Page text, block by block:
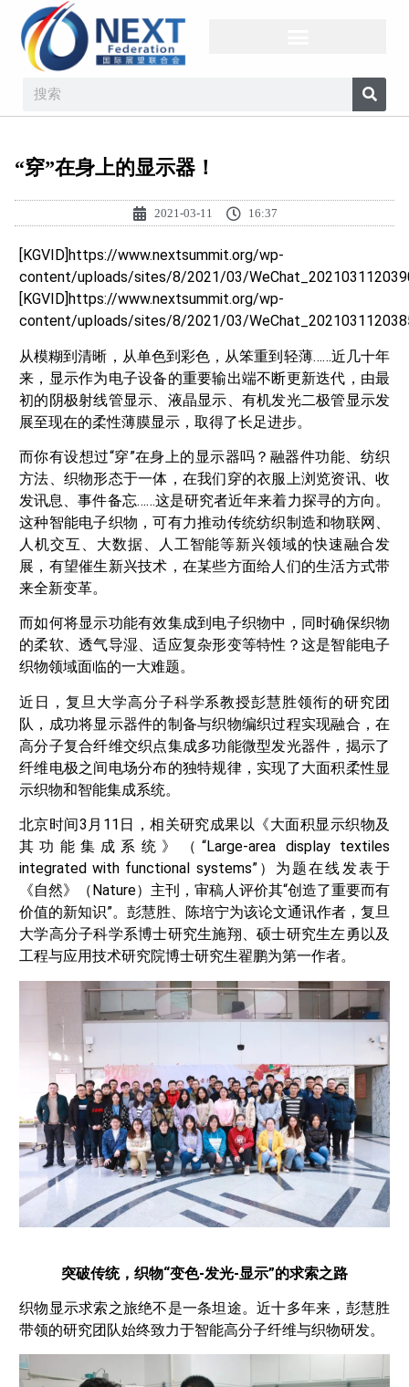
“穿”在身上的显示器！
2021-03-11 16:37
[KGVID]https://www.nextsummit.org/wp-
content/uploads/sites/8/2021/03/
[KGVID]https://www.nextsummit.org/wp-
content/uploads/sites/8/2021/03/
从模糊到清晰，从单色到彩色，从笨重到轻薄……近几十年
来，显示作为电子设备的重要输出端不断更新迭代，由最
初的阴极射线管显示、液晶显示、有机发光二极管显示发
展至现在的柔性薄膜显示，取得了长足进步。
而你有设想过“穿”在身上的显示器吗？融器件功能、纺织
方法、织物形态于一体，在我们穿的衣服上浏览资讯、收
发讯息、事件备忘……这是研究者近年来着力探寻的方向。
这种智能电子织物，可有力推动传统纺织制造和物联网、
人机交互、大数据、人工智能等新兴领域的快速融合发
展，有望催生新兴技术，在某些方面给人们的生活方式带
来全新变革。
而如何将显示功能有效集成到电子织物中，同时确保织物
的柔软、透气导湿、适应复杂形变等特性？这是智能电子
织物领域面临的一大难题。
近日，复旦大学高分子科学系教授彭慧胜领衔的研究团
队，成功将显示器件的制备与织物编织过程实现融合，在
高分子复合纤维交织点集成多功能微型发光器件，揭示了
纤维电极之间电场分布的独特规律，实现了大面积柔性显
示织物和智能集成系统。
北京时间3月11日，相关研究成果以《大面积显示织物及
其功能集成系统》（“Large-area display textiles
integrated with functional systems”）为题在线发表于
《自然》（ Nature）主刊，审稿人评价其“创造了重要而有
价值的新知识”。彭慧胜、陈培宁为该论文通讯作者，复旦
大学高分子科学系博士研究生施翔、硕士研究生左勇以及
工程与应用技术研究院博士研究生翟鹏为第一作者。
突破传统， 织物“变色-发光-显示”的求索之路
织物显示求索之旅绝不是一条坦途。近十多年来，彭慧胜
带领的研究团队始终致力于智能高分子纤维与织物研发。